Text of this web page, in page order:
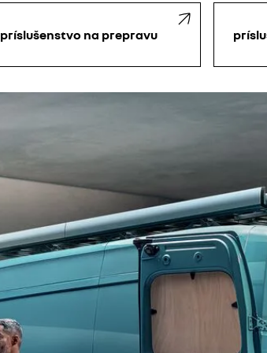
príslušenstvo na prepravu